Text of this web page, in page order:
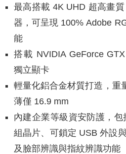
最高搭載 4K UHD 超高畫
器，可呈現 100% Adobe
能
搭載 NVIDIA GeForce
獨立顯卡
輕量化鋁合金材質打造，重
薄僅 16.9 mm
內建企業等級資安防護，
組晶片、可鎖定 USB 外設
及臉部辨識與指紋辨識功能